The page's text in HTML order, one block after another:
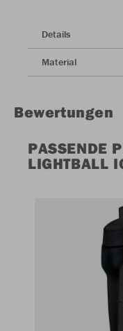
Details
Material
Bewertungen
PASSENDE
LIGHTBALL